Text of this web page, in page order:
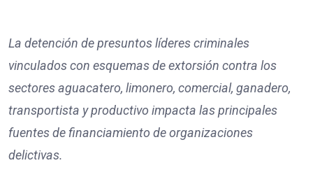
La detención de presuntos líderes criminales
vinculados con esquemas de extorsión contra los
sectores aguacatero, limonero, comercial, ganadero,
transportista y productivo impacta las principales
fuentes de financiamiento de organizaciones
delictivas.